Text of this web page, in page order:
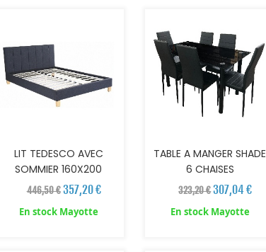
LIT TEDESCO AVEC
SOMMIER 160X200
446,50 € 357,20 €
En stock Mayotte
TABLE A MANGER SHADE
6 CHAISES
323,20 €307,04 €
En stock Mayotte
AJOUTER AU PANIER